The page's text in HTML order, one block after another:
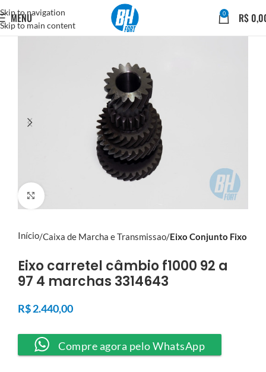
Skip to navigation
Skip to main content
MENU 0 R$
Click to enlarge
Início Caixa de Marcha e Transmissao Eixo Conjunto Fixo
Eixo carretel câmbio f1000 92 a
97 4 marchas 3314643
R$2.440,00
Compre agora pelo WhatsApp